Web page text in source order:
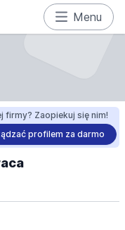
Menu
firmy? Zaopiekuj się nim!
profilem za darmo